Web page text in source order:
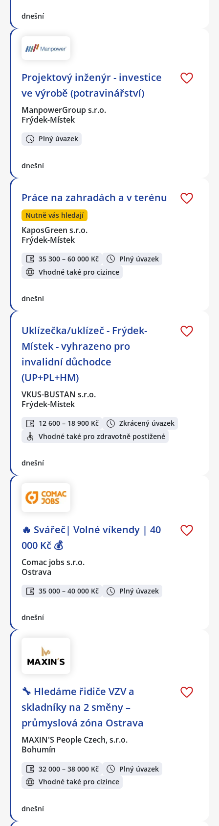
dnešní
Projektový inženýr - investice
ve výrobě (potravinářství)
ManpowerGroup s.r.o.
Frýdek-Místek
Plný úvazek
dnešní
Práce na zahradách a v terénu
Nutně vás hledají
KaposGreen s.r.o.
Frýdek-Místek
35 300 – 60 000 Kč
Plný úvazek
Vhodné také pro cizince
dnešní
Uklízečka/uklízeč - Frýdek-
Místek - vyhrazeno pro
invalidní důchodce
(UP+PL+HM)
VKUS-BUSTAN s.r.o.
Frýdek-Místek
12 600 – 18 900 Kč
Zkrácený úvazek
Vhodné také pro zdravotně postižené
dnešní
🔥 Svářeč| Volné víkendy | 40
000 Kč 💰
Comac jobs s.r.o.
Ostrava
35 000 – 40 000 Kč Plný úvazek
dnešní
🔧 Hledáme řidiče VZV a
skladníky na 2 směny –
průmyslová zóna Ostrava
MAXIN'S People Czech, s.r.o.
Bohumín
32 000 – 38 000 Kč
Plný úvazek
Vhodné také pro cizince
dnešní